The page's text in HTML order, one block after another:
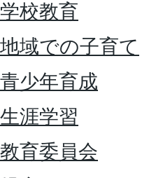
学校教育
地域での子育て
青少年育成
生涯学習
教育委員会